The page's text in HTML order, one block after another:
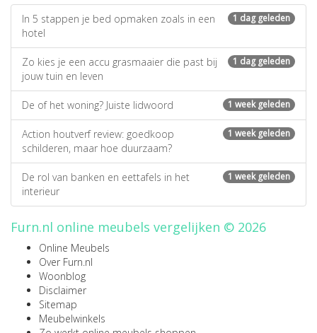
1 dag geleden
In 5 stappen je bed opmaken zoals in een
hotel
1 dag geleden
Zo kies je een accu grasmaaier die past bij
jouw tuin en leven
1 week geleden
De of het woning? Juiste lidwoord
1 week geleden
Action houtverf review: goedkoop
schilderen, maar hoe duurzaam?
1 week geleden
De rol van banken en eettafels in het
interieur
Furn.nl online meubels vergelijken © 2026
Online Meubels
Over Furn.nl
Woonblog
Disclaimer
Sitemap
Meubelwinkels